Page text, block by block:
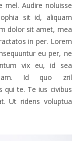
mel. Audire noluisse
sit id, aliquam
dolor sit amet, mea
in per. Lorem
eu per, ne
vix eu, id sea
Id quo zril
qui te. Te ius civibus
Ut ridens voluptua